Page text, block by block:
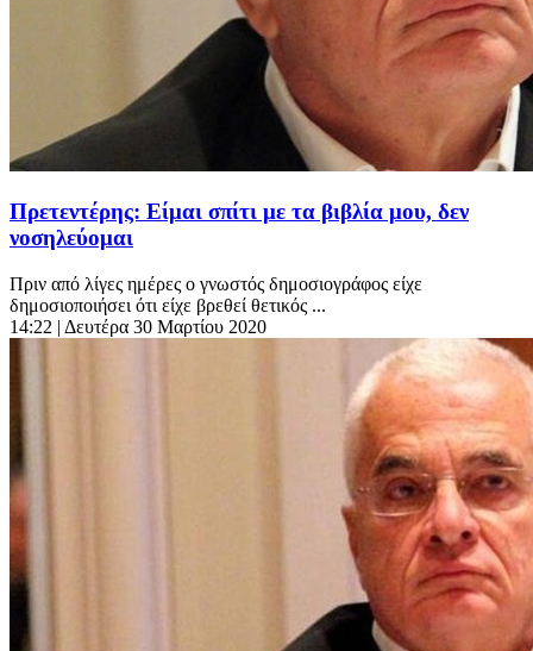
Πρετεντέρης: Είμαι σπίτι με τα βιβλία μου, δεν
νοσηλεύομαι
Πριν από λίγες ημέρες ο γνωστός δημοσιογράφος είχε
δημοσιοποιήσει ότι είχε βρεθεί θετικός ...
14:22 | Δευτέρα 30 Μαρτίου 2020